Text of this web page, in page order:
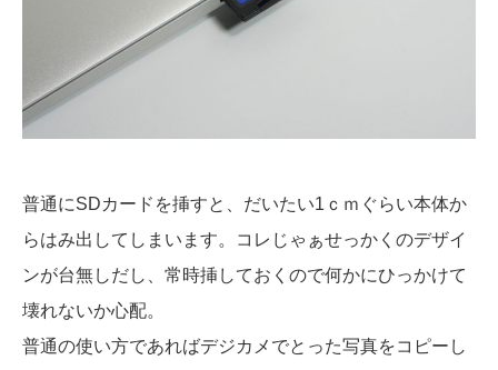
普通にSDカードを挿すと、だいたい1ｃｍぐらい本体か
らはみ出してしまいます。コレじゃぁせっかくのデザイ
ンが台無しだし、常時挿しておくので何かにひっかけて
壊れないか心配。
普通の使い方であればデジカメでとった写真をコピーし